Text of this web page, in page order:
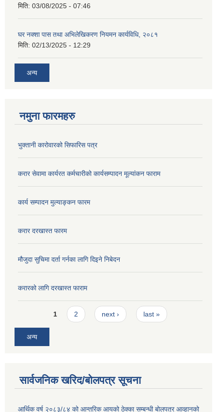
मिति: 03/08/2025 - 07:46
घर नक्शा पास तथा अभिलेखिकरण नियमन कार्यविधि, २०८१
मिति: 02/13/2025 - 12:29
अन्य
नमुना फारमहरु
भुक्तानी कारोवारको सिफारिस पत्र
करार सेवामा कार्यरत कर्मचारीको कार्यसम्पादन मूल्यांकन फाराम
कार्य सम्पादन मुल्याङ्कन फारम
करार दरखास्त फारम
मौजुदा सुचिमा दर्ता गर्नका लागि दिइने निबेदन
करारको लागि दरखास्त फाराम
Pages1 2 next › last »
अन्य
सार्वजनिक खरिद/बोलपत्र सूचना
आर्थिक वर्ष २०८३/८४ को आन्तरिक आयको ठेक्का सम्बन्धी बोलपत्र आव्हानको